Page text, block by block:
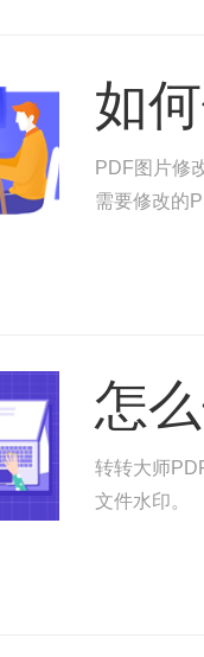
如
PDF图片修
需要修改的
怎
转转大师
文件水印。